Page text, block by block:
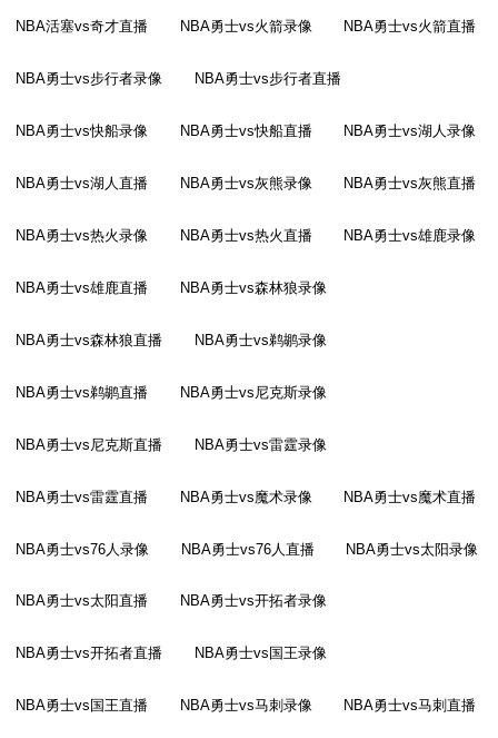
NBA活塞vs奇才直播 NBA勇士vs火箭录像 NBA勇士vs火箭直播
NBA勇士vs步行者录像 NBA勇士vs步行者直播
NBA勇士vs快船录像 NBA勇士vs快船直播 NBA勇士vs湖人录像
NBA勇士vs湖人直播 NBA勇士vs灰熊录像 NBA勇士vs灰熊直播
NBA勇士vs热火录像 NBA勇士vs热火直播 NBA勇士vs雄鹿录像
NBA勇士vs雄鹿直播 NBA勇士vs森林狼录像
NBA勇士vs森林狼直播 NBA勇士vs鹈鹕录像
NBA勇士vs鹈鹕直播 NBA勇士vs尼克斯录像
NBA勇士vs尼克斯直播 NBA勇士vs雷霆录像
NBA勇士vs雷霆直播 NBA勇士vs魔术录像 NBA勇士vs魔术直播
NBA勇士vs76人录像 NBA勇士vs76人直播 NBA勇士vs太阳录像
NBA勇士vs太阳直播 NBA勇士vs开拓者录像
NBA勇士vs开拓者直播 NBA勇士vs国王录像
NBA勇士vs国王直播 NBA勇士vs马刺录像 NBA勇士vs马刺直播